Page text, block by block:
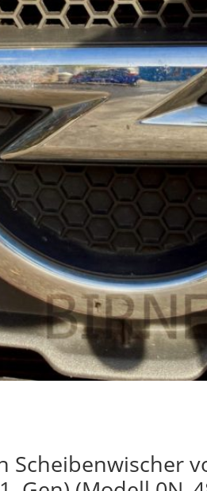
Scheibenwischer